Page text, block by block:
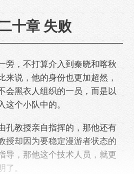
十章 失败
，不打算介入到秦晓和喀秋
来说，他的身份也更加超然，
会黑衣人组织的一员，而是以
这个小队中的。
教授亲自指挥的，那他还有
授却因为要稳定漫游者状态的
导，那他这个技术人员，就更
了。